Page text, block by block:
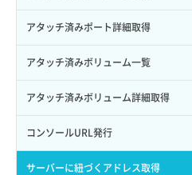
サブユーザー更新
サブユーザー詳細取得
トークン発行
パーミッション一覧取得
ロールからパーミッションを紐づけ解除
バックアップ詳細一覧取得
バックアップ詳細取得
ボリュームイメージ保存
ボリュームタイプ一覧取得
ボリュームタイプ詳細取得
イメージ詳細取得
アタッチ済みポート詳細取得
アタッチ済みボリューム一覧
アタッチ済みボリューム詳細取得
コンソールURL発行
サーバーに紐づくアドレス取得